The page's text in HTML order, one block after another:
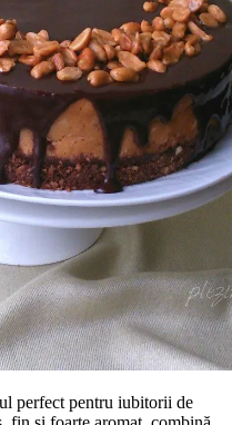
perfect pentru iubitorii de